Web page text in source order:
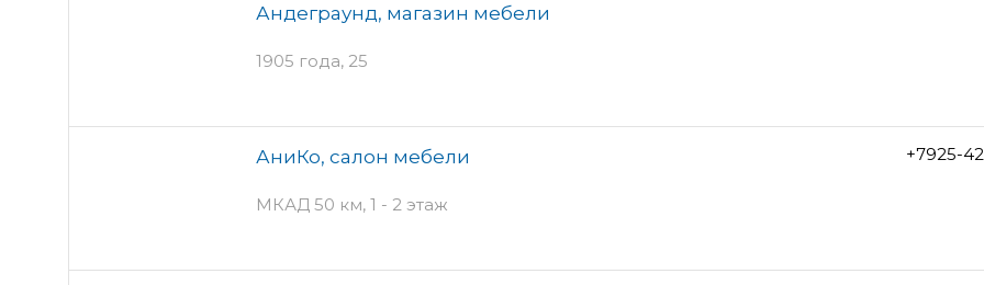
Андеграунд, магазин мебели
1905 года, 25
АниКо, салон мебели
МКАД 50 км, 1 - 2 этаж
+7925-